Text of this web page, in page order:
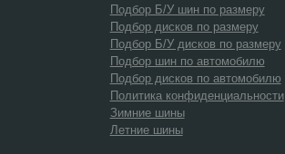
Подбор Б/У шин по размеру
Подбор дисков по размеру
Подбор Б/У дисков по размеру
Подбор шин по автомобилю
Подбор дисков по автомобилю
Политика конфиденциальности
Зимние шины
Летние шины